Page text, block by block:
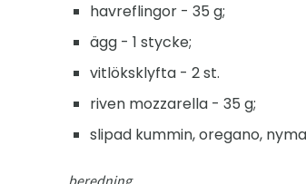
havreflingor - 35 g;
ägg - 1 stycke;
vitlöksklyfta - 2 st.
riven mozzarella - 35 g;
slipad kummin, oregano,